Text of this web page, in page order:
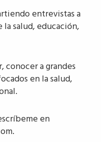
entrevistas a
salud, educación,
conocer a grandes
en la salud,
en